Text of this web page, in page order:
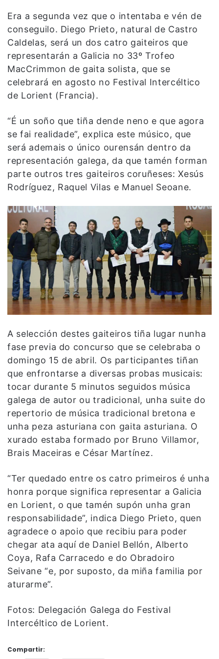
Era a segunda vez que o intentaba e vén de
conseguilo. Diego Prieto, natural de Castro
Caldelas, será un dos catro gaiteiros que
representarán a Galicia no 33º Trofeo
MacCrimmon de gaita solista, que se
celebrará en agosto no Festival Intercéltico
de Lorient (Francia).
“É un soño que tiña dende neno e que agora
se fai realidade”, explica este músico, que
será ademais o único ourensán dentro da
representación galega, da que tamén forman
parte outros tres gaiteiros coruñeses: Xesús
Rodríguez, Raquel Vilas e Manuel Seoane.
A selección destes gaiteiros tiña lugar nunha
fase previa do concurso que se celebraba o
domingo 15 de abril. Os participantes tiñan
que enfrontarse a diversas probas musicais:
tocar durante 5 minutos seguidos música
galega de autor ou tradicional, unha suite do
repertorio de música tradicional bretona e
unha peza asturiana con gaita asturiana. O
xurado estaba formado por Bruno Villamor,
Brais Maceiras e César Martínez.
“Ter quedado entre os catro primeiros é unha
honra porque significa representar a Galicia
en Lorient, o que tamén supón unha gran
responsabilidade”, indica Diego Prieto, quen
agradece o apoio que recibiu para poder
chegar ata aquí de Daniel Bellón, Alberto
Coya, Rafa Carracedo e do Obradoiro
Seivane “e, por suposto, da miña familia por
aturarme”.
Fotos: Delegación Galega do Festival
Intercéltico de Lorient.
Compartir: